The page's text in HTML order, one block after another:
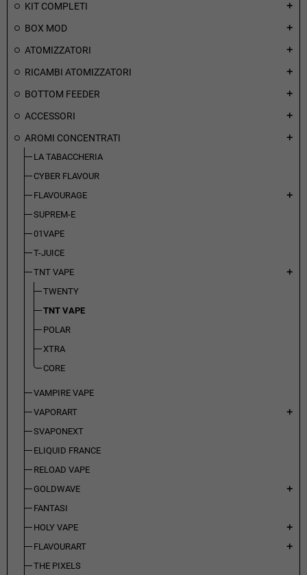
KIT COMPLETI add
BOX MOD add
ATOMIZZATORI add
RICAMBI ATOMIZZATORI add
BOTTOM FEEDER add
ACCESSORI add
AROMI CONCENTRATI add
LA TABACCHERIA
CYBER FLAVOUR
FLAVOURAGE
add
SUPREM-E
01VAPE
T-JUICE
TNT VAPE
add
TWENTY
TNT VAPE
POLAR
XTRA
CORE
VAMPIRE VAPE
VAPORART
add
SVAPONEXT
ELIQUID FRANCE
RELOAD VAPE
GOLDWAVE
add
FANTASI
HOLY VAPE
add
FLAVOURART add
THE PIXELS